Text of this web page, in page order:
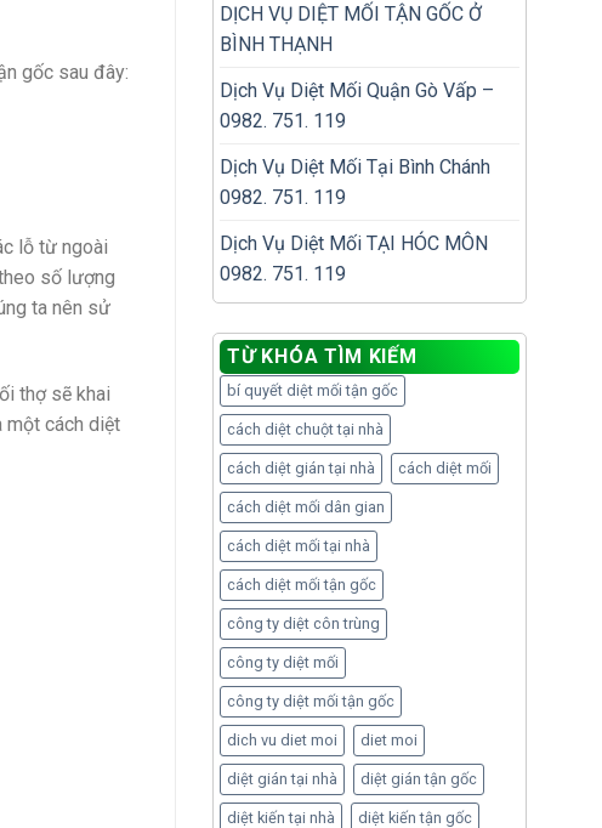
gốc sau đây:
lỗ từ ngoài
số lượng
ta nên sử
thợ sẽ khai
một cách diệt
DỊCH VỤ DIỆT MỐI TẬN GỐC Ở
BÌNH THẠNH
Dịch Vụ Diệt Mối Quận Gò Vấp –
0982. 751. 119
Dịch Vụ Diệt Mối Tại Bình Chánh
0982. 751. 119
Dịch Vụ Diệt Mối TẠI HÓC MÔN
0982. 751. 119
TỪ KHÓA TÌM KIẾM
bí quyết diệt mối tận gốc
cách diệt chuột tại nhà
cách diệt gián tại nhà cách diệt mối
cách diệt mối dân gian
cách diệt mối tại nhà
cách diệt mối tận gốc
công ty diệt côn trùng
công ty diệt mối
công ty diệt mối tận gốc
dich vu diet moi diet moi
diệt gián tại nhà diệt gián tận gốc
diệt kiến tại nhà diệt kiến tận gốc